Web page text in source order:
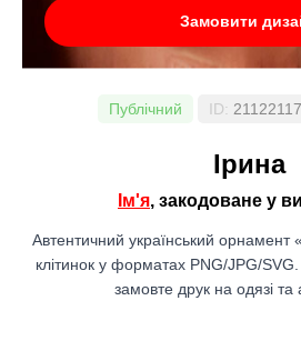
Замовити
Публічний ID:
Ірина
Ім'я, закодоване у
Автентичний український орнамент «
клітинок у форматах PNG/JPG/
замовте друк на одязі та